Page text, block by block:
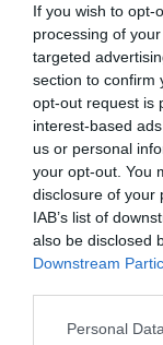
If you wish to opt-
processing of
targeted
section to confirm
opt-out request is
interest-based
us or personal
your opt-out. You
disclosure of your
IAB’s list of
also be disclosed
Downstream
Please note that
Personal
könnyen
problémák
vagy egymáson
hosszan eltartó
tervezni. Nem
adott esetben
együtt átlendülni
teheti a
Berki a
bár előtte
majd a